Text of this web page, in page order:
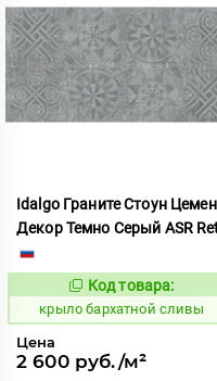
Idalgo Граните Стоун
Декор Темно Серый ASR
828511
Код товара:
крыло бархатной сливы
Цена
2 600 руб./м²